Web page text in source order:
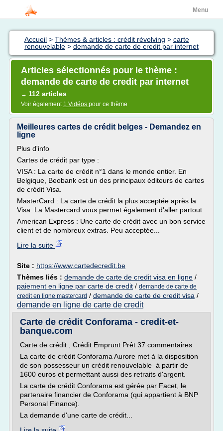
Menu
Accueil > Thèmes & articles : crédit révolving > carte
renouvelable > demande de carte de credit par internet
Articles sélectionnés pour le thème :
demande de carte de credit par internet
→ 112 articles
Voir également 1 Vidéos pour ce thème
Meilleures cartes de crédit belges - Demandez en
ligne
Plus d'info
Cartes de crédit par type :
VISA : La carte de crédit n°1 dans le monde entier. En
Belgique, Beobank est un des principaux éditeurs de cartes
de crédit Visa.
MasterCard : La carte de crédit la plus acceptée après la
Visa. La Mastercard vous permet également d'aller partout.
American Express : Une carte de crédit avec un bon service
client et de nombreux extras. Peu acceptée...
Lire la suite
Site : https://www.cartedecredit.be
Thèmes liés : demande de carte de credit visa en ligne /
paiement en ligne par carte de credit / demande de carte de
credit en ligne mastercard / demande de carte de credit visa /
demande en ligne de carte de credit
Carte de crédit Conforama - credit-et-
banque.com
Carte de crédit , Crédit Emprunt Prêt 37 commentaires
La carte de crédit Conforama Aurore met à la disposition
de son possesseur un crédit renouvelable à partir de
1600 euros et permettant aussi des retraits d'argent.
La carte de crédit Conforama est gérée par Facet, le
partenaire financier de Conforama (qui appartient à BNP
Personal Finance).
La demande d'une carte de crédit...